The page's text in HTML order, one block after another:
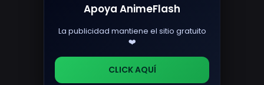
Apoya AnimeFlash
La publicidad mantiene el sitio gratuito
❤️
CLICK AQUÍ